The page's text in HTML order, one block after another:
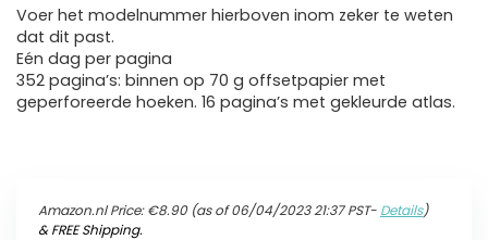
Voer het modelnummer hierboven inom zeker te weten
dat dit past.
Eén dag per pagina
352 pagina’s: binnen op 70 g offsetpapier met
geperforeerde hoeken. 16 pagina’s met gekleurde atlas.
Amazon.nl Price:€8.90(as of 06/04/2023 21:37 PST- Details)
&FREE Shipping.